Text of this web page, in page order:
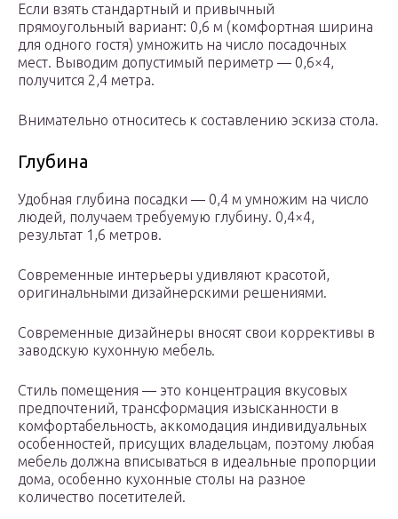
Если взять стандартный и привычный
прямоугольный вариант: 0,6 м (комфортная ширина
для одного гостя) умножить на число посадочных
мест. Выводим допустимый периметр — 0,6×4,
получится 2,4 метра.
Внимательно относитесь к составлению эскиза стола.
Глубина
Удобная глубина посадки — 0,4 м умножим на число
людей, получаем требуемую глубину. 0,4×4,
результат 1,6 метров.
Современные интерьеры удивляют красотой,
оригинальными дизайнерскими решениями.
Современные дизайнеры вносят свои коррективы в
заводскую кухонную мебель.
Стиль помещения — это концентрация вкусовых
предпочтений, трансформация изысканности в
комфортабельность, аккомодация индивидуальных
особенностей, присущих владельцам, поэтому любая
мебель должна вписываться в идеальные пропорции
дома, особенно кухонные столы на разное
количество посетителей.